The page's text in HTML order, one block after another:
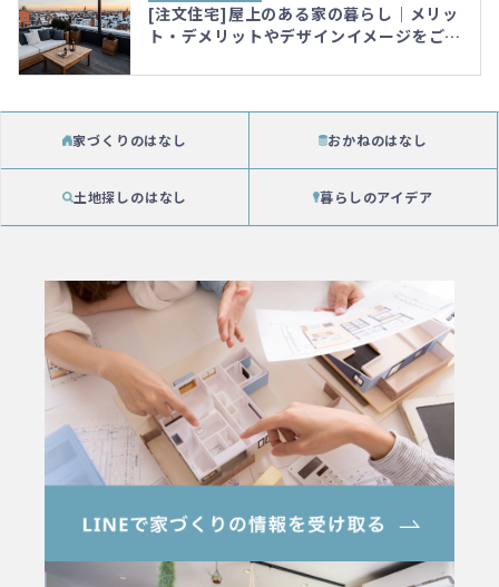
[注文住宅]屋上のある家の暮らし｜メリッ
ト・デメリットやデザインイメージをご紹
家づくりのはなし おかねのはなし
土地探しのはなし 暮らしのアイデア